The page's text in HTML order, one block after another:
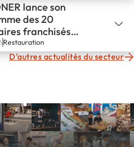
lance son
des 20
franchisés
Restauration
D'autres actualités du secteur